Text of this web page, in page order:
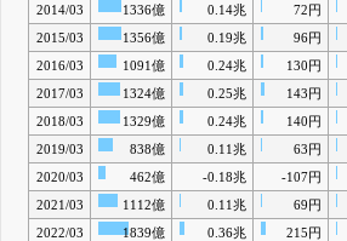
2014/03
1336億 0.14兆 72円
2015/03
1356億 0.19兆 96円
2016/03
1091億 0.24兆 130円
2017/03
1324億 0.25兆 143円
2018/03
1329億 0.24兆 140円
2019/03
838億 0.11兆 63円
2020/03
462億 -0.18兆 -107円
2021/03
1112億 0.11兆 69円
2022/03
1839億 0.36兆 215円